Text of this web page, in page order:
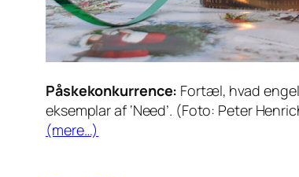
Påskekonkurrence: Fortæl, hvad
eksemplar af ‘Need’. (Foto: Peter
(mere…)